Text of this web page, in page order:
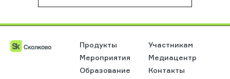
Продукты
Участникам
Мероприятия
Медиацентр
Образование
Контакты